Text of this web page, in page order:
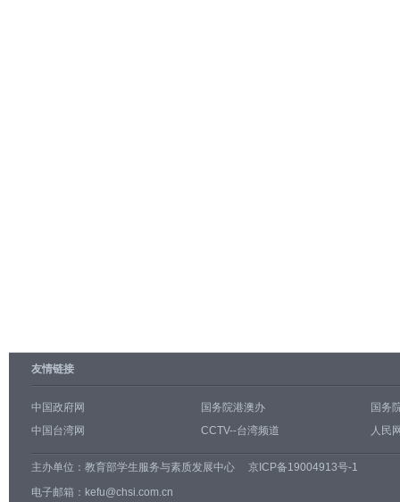
友情链接
中国政府网 国务院港澳办
国务
中国台湾网
CCTV--台湾频道 人民
主办单位： 教育部学生服务与素质发展中心
京ICP备19004913号-1
电子邮箱：kefu@chsi.com.cn